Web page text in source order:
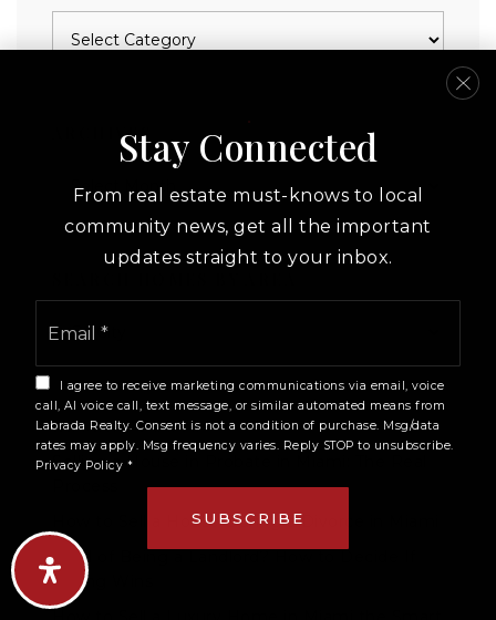
by
ARCHIVES
RECENT POSTS
Selling a House in Probate in Miami: The Real
How to Sell a House During a Divorce in Miami
Tired of Being a Landlord? How to Decide If
Selling Wins
Stay Connected
From real estate must-knows to local
community news, get all the important
updates straight to your inbox.
I agree to receive marketing communications via email, voice
call, AI voice call, text message, or similar automated means from
Labrada Realty. Consent is not a condition of purchase. Msg/data
rates may apply. Msg frequency varies. Reply STOP to unsubscribe.
Privacy Policy *
SUBSCRIBE